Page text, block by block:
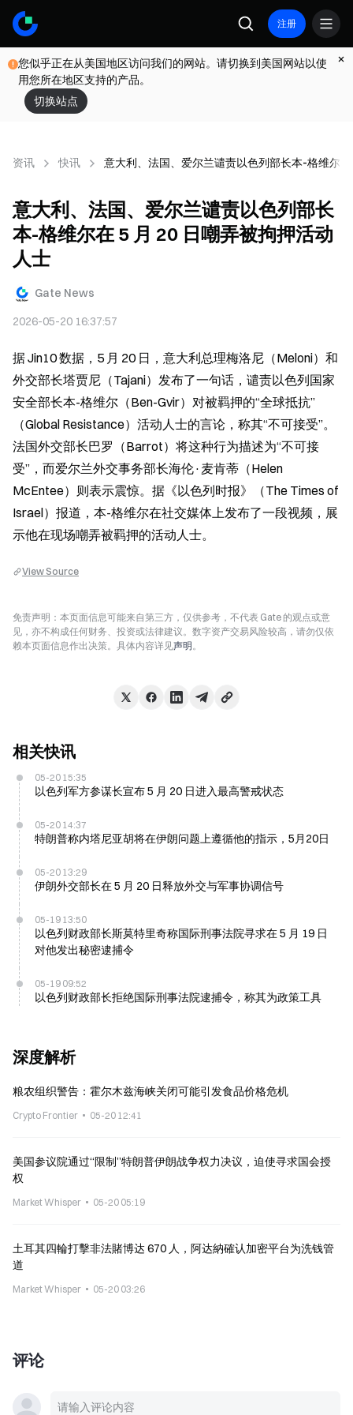
注册
您似乎正在从美国地区访问我们的网站。请切换到美国网站以使
用您所在地区支持的产品。
切换站点
资讯 快讯 意大利、法国、爱尔兰谴责以色列部长本-格维尔
意大利、法国、爱尔兰谴责以色列部长
本-格维尔在 5 月 20 日嘲弄被拘押活动
人士
Gate News
2026-05-20 16:37:57
据 Jin10 数据，5 月 20 日，意大利总理梅洛尼（Meloni）和
外交部长塔贾尼（Tajani）发布了一句话，谴责以色列国家
安全部长本-格维尔（Ben-Gvir）对被羁押的“全球抵抗”
（Global Resistance）活动人士的言论，称其“不可接受”。
法国外交部长巴罗（Barrot）将这种行为描述为“不可接
受”，而爱尔兰外交事务部长海伦·麦肯蒂（Helen
McEntee）则表示震惊。据《以色列时报》（The Times of
Israel）报道，本-格维尔在社交媒体上发布了一段视频，展
示他在现场嘲弄被羁押的活动人士。
View Source
免责声明：本页面信息可能来自第三方，仅供参考，不代表 Gate 的观点或意
见，亦不构成任何财务、投资或法律建议。数字资产交易风险较高，请勿仅依
赖本页面信息作出决策。具体内容详见声明。
相关快讯
05-20 15:35
以色列军方参谋长宣布 5 月 20 日进入最高警戒状态
05-20 14:37
特朗普称内塔尼亚胡将在伊朗问题上遵循他的指示，5月20日
05-20 13:29
伊朗外交部长在 5 月 20 日释放外交与军事协调信号
05-19 13:50
以色列财政部长斯莫特里奇称国际刑事法院寻求在 5 月 19 日
对他发出秘密逮捕令
05-19 09:52
以色列财政部长拒绝国际刑事法院逮捕令，称其为政策工具
深度解析
粮农组织警告：霍尔木兹海峡关闭可能引发食品价格危机
Crypto Frontier 05-20 12:41
美国参议院通过“限制”特朗普伊朗战争权力决议，迫使寻求国会授
权
Market Whisper 05-20 05:19
土耳其四輪打擊非法賭博达 670 人，阿达納確认加密平台为洗钱管
道
Market Whisper 05-20 03:26
评论